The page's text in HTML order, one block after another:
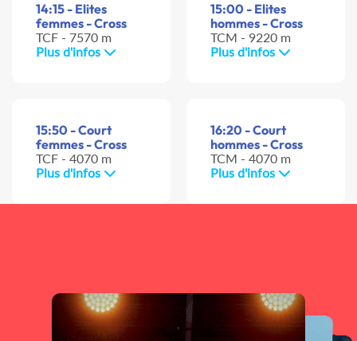
14:15 - Elites
femmes - Cross
TCF - 7570 m
Plus d'infos
15:00 - Elites
hommes - Cross
TCM - 9220 m
Plus d'infos
15:50 - Court
femmes - Cross
TCF - 4070 m
Plus d'infos
16:20 - Court
hommes - Cross
TCM - 4070 m
Plus d'infos